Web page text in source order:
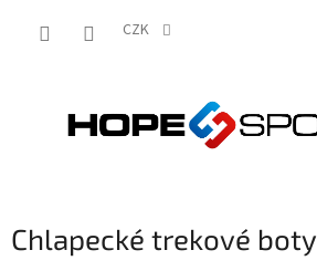
CZK
Chlapecké trekové boty